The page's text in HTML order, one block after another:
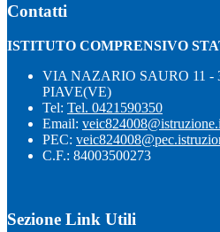
Contatti
ISTITUTO COMPRENSIVO
VIA NAZARIO SAURO 11 -
PIAVE(VE)
Tel: Tel. 0421590350
Email:
PEC:
C.F.: 84003500273
Sezione Link Utili